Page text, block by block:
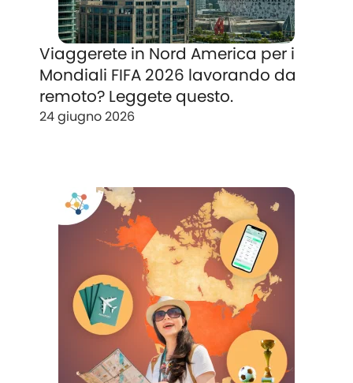
Viaggerete in Nord America per i
Mondiali FIFA 2026 lavorando da
remoto? Leggete questo.
24 giugno 2026